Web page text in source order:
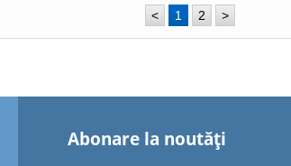
< 1 2 >
Abonare la noutăţi